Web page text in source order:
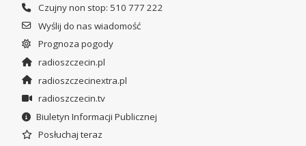
Czujny non stop: 510 777 222
Wyślij do nas wiadomość
Prognoza pogody
radioszczecin.pl
radioszczecinextra.pl
radioszczecin.tv
Biuletyn Informacji Publicznej
Posłuchaj teraz